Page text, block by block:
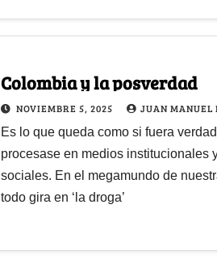
Colombia y la posverdad
NOVIEMBRE 5, 2025 JUAN MANUEL
Es lo que queda como si fuera
procesase en medios institucionales
sociales. En el megamundo de
todo gira en ‘la droga’